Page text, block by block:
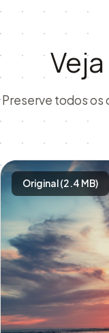
Preserve todos os
Original (2.4 MB)